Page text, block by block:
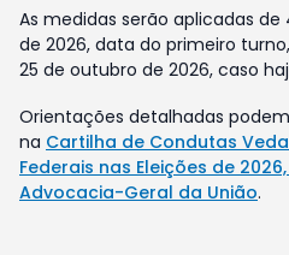
As medidas serão aplicadas
de 2026, data do primeiro
25 de outubro de 2026, caso
Orientações detalhadas
na Cartilha de Condutas
Federais nas Eleições de
Advocacia-Geral da União.